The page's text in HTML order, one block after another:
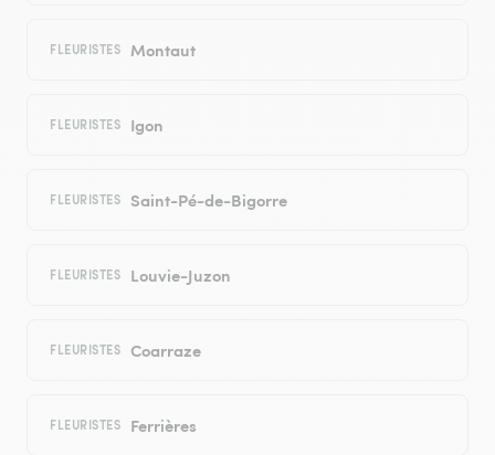
FLEURISTES Montaut
FLEURISTES Igon
FLEURISTES Saint-Pé-de-Bigorre
FLEURISTES Louvie-Juzon
FLEURISTES Coarraze
FLEURISTES Ferrières